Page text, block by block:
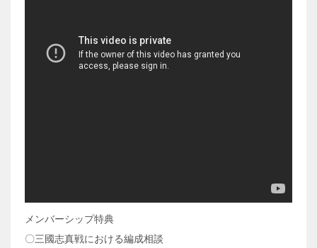
メンバーシップ特典
〇三國志真戦における編成相談